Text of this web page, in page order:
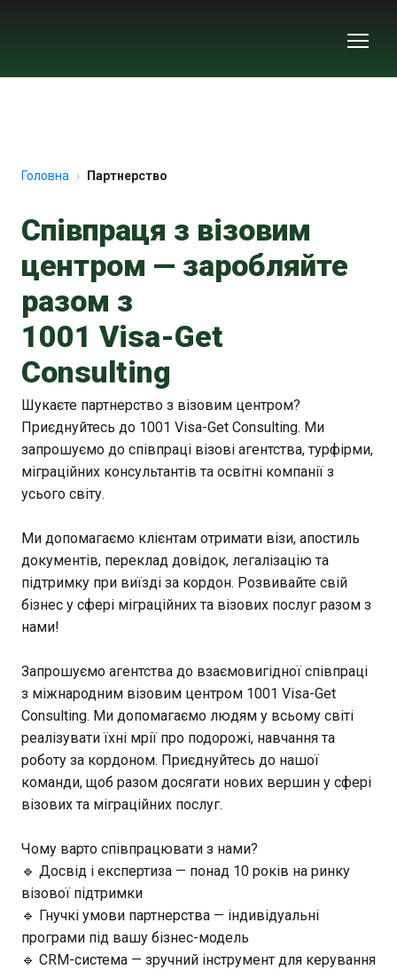
Головна Партнерство
Співпраця з візовим
центром — заробляйте
разом з
1001 Visa-Get
Consulting
Шукаєте партнерство з візовим центром?
Приєднуйтесь до 1001 Visa-Get Consulting. Ми
запрошуємо до співпраці візові агентства, турфірми,
міграційних консультантів та освітні компанії з
усього світу.
Ми допомагаємо клієнтам отримати візи, апостиль
документів, переклад довідок, легалізацію та
підтримку при виїзді за кордон. Розвивайте свій
бізнес у сфері міграційних та візових послуг разом з
нами!
Запрошуємо агентства до взаємовигідної співпраці
з міжнародним візовим центром 1001 Visa-Get
Consulting. Ми допомагаємо людям у всьому світі
реалізувати їхні мрії про подорожі, навчання та
роботу за кордоном. Приєднуйтесь до нашої
команди, щоб разом досягати нових вершин у сфері
візових та міграційних послуг.
Чому варто співпрацювати з нами?
🔹 Досвід і експертиза — понад 10 років на ринку
візової підтримки
🔹 Гнучкі умови партнерства — індивідуальні
програми під вашу бізнес-модель
🔹 CRM-система — зручний інструмент для керування